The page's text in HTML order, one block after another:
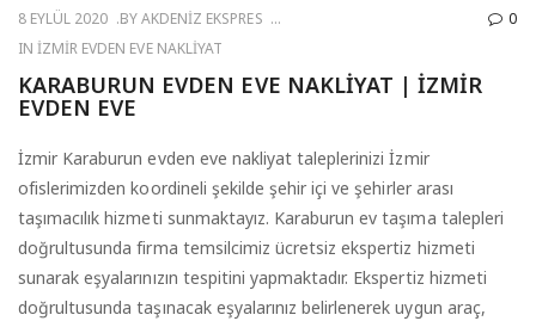
8 EYLÜL 2020 BYAKDENIZ EKSPRES
INİZMIR EVDEN EVE NAKLIYAT
0
KARABURUN EVDEN EVE NAKLIYAT | İZMIR
EVDEN EVE
İzmir Karaburun evden eve nakliyat taleplerinizi İzmir
ofislerimizden koordineli şekilde şehir içi ve şehirler arası
taşımacılık hizmeti sunmaktayız. Karaburun ev taşıma talepleri
doğrultusunda firma temsilcimiz ücretsiz ekspertiz hizmeti
sunarak eşyalarınızın tespitini yapmaktadır. Ekspertiz hizmeti
doğrultusunda taşınacak eşyalarınız belirlenerek uygun araç,